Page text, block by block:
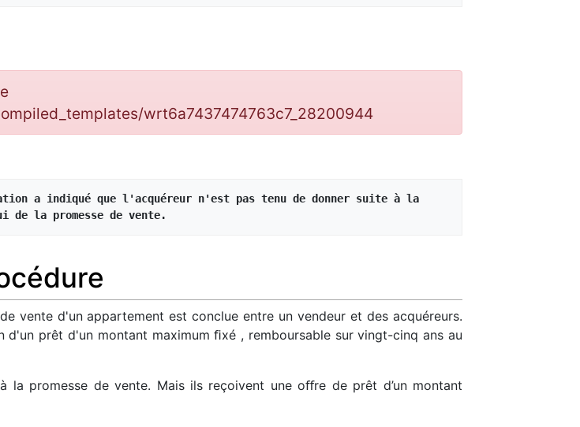
wrt6a7437474763c7_28200944
a indiqué que l'acquéreur n'est pas tenu de donner suite à la
la promesse de vente.
vente d'un appartement est conclue entre un vendeur et des acquéreurs.
prêt d'un montant maximum ﬁxé , remboursable sur vingt-cinq ans au
la promesse de vente. Mais ils reçoivent une oﬀre de prêt d’un montant